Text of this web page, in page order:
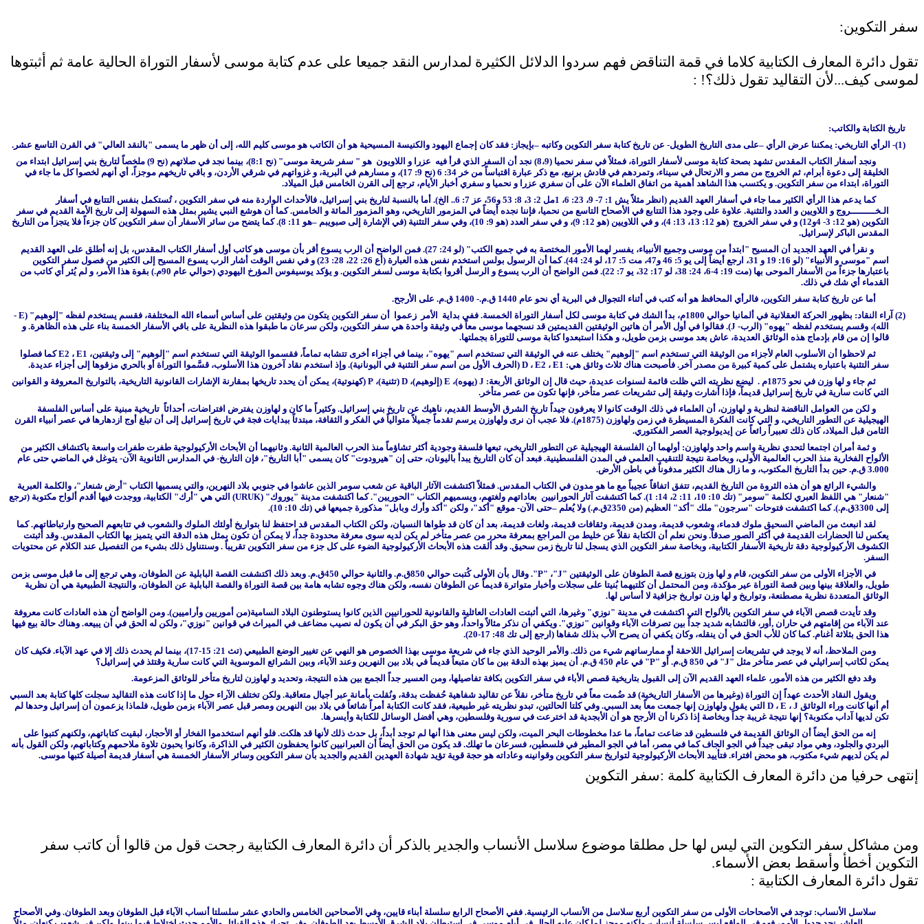
سفر التكوين:
تقول دائرة المعارف الكتابية كلاما في قمة التناقض فهم سردوا الدلائل الكثيرة لمدارس النقد جميعا على عدم كتابة موسى لأسفار التوراة الحالية عامة ثم أثبتوها
لموسى كيف...لأن التقاليد تقول ذلك؟! :
تاريخ الكتابة والكاتب:
(1)- الرأي التاريخي: يمكننا عرض الرأي
–على مدى التاريخ الطويل- عن تاريخ كتابة سفر التكوين وكاتبه –بإيجاز: فقد كان إجماع اليهود والكنيسة المسيحية هو أن الكاتب هو موسى كليم الله، إلى أن ظهر ما يسمى "بالنقد العالي" في القرن التاسع عشر.
ونجد أسفار الكتاب المقدس تشهد بصحة كتابة موسى لأسفار التوراة، فمثلاً في سفر نحميا (8،9) نجد أن السفر الذي قرأ فيه عزرا و اللاويون هو " سفر شريعة موسى" (نح 8:1)، بينما نجد في صلاتهم (نح 9) ملخصاً لتاريخ بني إسرائيل ابتداء من
الخليقة إلى دعوة أبرام، ثم الخروج من مصر و الارتحال في سيناء، وتمردهم في قادش برنيع، مع ذكر عبارة اقتباساً من خر 34: 6 (نح 9: 17)، و مسارهم في البرية، و غزواتهم في شرقي الأردن، و باقي تاريخهم موجزاً، أي أنهم لخصوا كل ما جاء في
التوراة، ابتداء من سفر التكوين. و يكتسب هذا الشاهد أهمية من اتفاق العلماء الآن على أن سفري عزرا و نحميا و سفري أخبار الأيام، ترجع إلى القرن الخامس قبل الميلاد.
كما يدعم هذا الرأي الكثير مما جاء في أسفار العهد القديم (انظر مثلاً يش 1: 7- 9، 23: 6، 1مل 2: 3، 8: 53 و56، عز 7: 6.. الخ). أما بالنسبة لتاريخ بني إسرائيل، فالأحداث الواردة منه في سفر التكوين ، تُستكمل بنفس التتابع في أسفار
الـخـــــــــروج و اللاويين و العدد والتثنية. علاوة على وجود هذا التتابع في الأصحاح التاسع من نحميا، فإننا نجده أيضاً في المزمور التاريخي، وهو المزمور المائة و الخامس. كما أن هوشع النبي يشير بمثل هذه السهولة إلى تاريخ الأمة القديم في سفر
التكوين (هو 12: 3- 4و12) و في سفر الخروج (هو 12: 13، 13: 4)، و في اللاويين (هو 12: 9)، و في سفر العدد (هو 9: 10)، وفي سفر التثنية (في الإشارة إلى صبويبم
–
هو 11: 8). كما يتضح من سائر الأسفار أن سفر التكوين كان جزءاً فلا يتجزأ من التاريخ
المقدس الباكر لإسرائيل.
و نقرأ في العهد الجديد أن المسيح "ابتدأ من موسى وجميع الأنبياء، يفسر لهما الأمور المختصة به في جميع الكتب" (لو 24: 27). فمن الواضح أن الرب يسوع أقر بأن موسى هو كاتب أول أسفار الكتاب المقدس، بل إنه أطلق على العهد القديم
اسم "موسى و الأنبياء" (لو 16: 19 و 31، ارجع أيضاً إلى يو 5: 46 و47، مت 5: 17، لو 24: 44). كما أن الرسول بولس استخدم نفس هذه العبارة (أع 26: 22، 28: 23) و في نفس الوقت أشار الرب يسوع المسيح إلى الكثير من فصول سفر التكوين
باعتبارها جزءاً من الأسفار الموحى بها (مت 19: 4-6، 24: 38، لو 17: 32، يو 7: 22). فمن الواضح أن الرب يسوع و الرسل أقروا بكتابة موسى لسفر التكوين. و يؤكد يوسيفوس المؤرخ اليهودي (حوالي عام 90م.) بقوة هذا الأمر، و لم يُثر أي كاتب من
القدماء أي شك في ذلك.
أما عن تاريخ كتابة سفر التكوين، فالرأي المحافظ هو أنه كتب في أثناء التجوال في البرية أي نحو عام 1440 ق.م.- 1400 ق.م. على الأرجح.
(2) آراء النقاد: بظهور الحركة العقلانية في ألمانيا حوالي 1800م، بدأ الشك في كتابة موسى لكل أسفار التوراة الخمسة. ففي بداية الأمر زعموا أن سفر التكوين يتكون من وثيقتين على أساس أسماء الله المختلفة، فقسم يستخدم لفظه "إلوهيم" (
E
-
الله)، وقسم يستخدم لفظه "يهوه" (الرب- J). فقالوا في أول الأمر أن هاتين الوثيقتين القديمتين قد نسجهما موسى معاً في وثيقة واحدة هي سفر التكوين، ولكن سرعان ما طبقوا هذه النظرية على باقي الأسفار الخمسة بناء على هذه الظاهرة. و
قالوا إن من قام بإدماج هذه الوثائق العديدة، عاش بعد موسى بزمن طويل، و هكذا استبعدوا كتابة موسى للتوراة بجملتها.
ثم لاحظوا أن الأسلوب العام لأجزاء من الوثيقة التي تستخدم اسم "إلوهيم" يختلف عنه في الوثيقة التي تستخدم اسم "يهوه"، بينما في أجزاء أخرى تتشابه تماماً، فقسموا الوثيقة التي تستخدم اسم "إلوهيم" إلى وثيقتين، E1 ، E2كما فصلوا
سفر التثنية باعتباره يشتمل على كمية كبيرة من مصدر آخر. فأصبحت هناك ثلاث وثائق هي: E1 ، E2 ،D (الحرف الأول من اسم سفر التثنية في اليونانية). وإذ استخدم نقاد آخرون هذا الأسلوب، قسَّموا التوراة أو بالحري مزقوها إلى أجزاء عديدة.
ثم جاء و لها وزن في نحو 1875م . ليضع نظريته التي ظلت قائمة لسنوات عديدة، حيث قال إن الوثائق الأربعة:
J (يهوه)، E (إلوهيم)،D (تثنية)،P (كهنوتية)، يمكن أن يحدد تاريخها بمقارنة الإشارات القانونية التاريخية، بالتواريخ المعروفة و القوانين
التي كانت سارية في تاريخ إسرائيل قديماً، فإذا أشارت وثيقة إلى تشريعات عصر متأخر، فإنها تكون من عصر متأخر.
و لكن من العوامل الناقضة لنظرية و لهاوزن، أن العلماء في ذلك الوقت كانوا لا يعرفون جيداً تاريخ الشرق الأوسط القديم، ناهيك عن تاريخ بني إسرائيل. وكثيراً ما كان و لهاوزن يفترض افتراضات، أحداثاً تاريخية مبنية على أساس الفلسفة
الهيجيلية عن التطور التاريخي، و التي كانت الفكرة المسيطرة في زمن ولهاوزن (1875م). فلا عجب أن نرى ولهاوزن يرسم تقدماً جميلاً متوالياً في الفكر و الثقافة، مبتدئاً ببدايات فجة في تاريخ إسرائيل إلى أن تبلغ أوج ازدهارها في عصر أنبياء القرن
الثامن قبل الميلاد، كان ذلك تعبيراً رائعاً عن إيديولوجية العصر الفكتوري.
و ثمة أمران اجتمعا لتحدي نظرية واسم واحد ولهاوزن: أولهما أن الفلسفة الهيجيلية عن التطور التاريخي، تبعها فلسفة وجودية أكثر تشاؤماً منذ الحرب العالمية الثانية. وثانيهما أن الأبحاث الأركيولوجية طفرت طفرات واسعة باكتشاف الكثير من
الألواح الفخارية منذ الحرب العالمية الأولى، وبخاصة نتيجة للتنقيب العلمي في المدن الفلسطينية. فبعد أن كان التاريخ يبدأ باليونان، حتى إن "هيرودوت" كان يسمى "أبا التاريخ"، فإن التاريخ- في المدارس الثانوية الآن- يتوغل في الماضي حتى عام
3.000 ق.م. حين بدأ التاريخ المكتوب، و ما زال هناك الكثير مدفوناً في باطن الأرض.
والشيء الرائع هو أن هذه الثروة من التاريخ القديم، تتفق اتفاقاً عجيباً مع ما هو مدون في الكتاب المقدس. فمثلاً اكتشفت الآثار الباقية عن شعب سومر الذين عاشوا في جنوبي بلاد النهرين، والتي يسميها الكتاب "أرض شنعار"، والكلمة العبرية
"شنعار" هي اللفظ العبري لكلمة "سومر" (تك 10: 10، 11: 2، 14: 1). كما اكتشفت آثار الحورانيين بعاداتهم ولغتهم، ويسميهم الكتاب "الحوريين". كما اكتشفت مدينة "يوروك" (
URUK) التي هي "أرك" الكتابية، ووجدت فيها أقدم ألواح مكتوبة (ترجع
إلى 3300ق.م.). كما اكتشفت فتوحات "سرجون" ملك "أكد" العظيم (من 2350ق.م.) ولا يُعلم
–حتى الآن- موقع "أكد"، ولكن "أكد وأرك وبابل" مذكورة جميعها في (تك 10: 10).
لقد انبعث من الماضي السحيق ملوك قدماء، وشعوب قديمة، ومدن قديمة، وثقافات قديمة، ولغات قديمة، بعد أن كان قد طواها النسيان، ولكن الكتاب المقدس قد احتفظ لنا بتواريخ أولئك الملوك والشعوب في تتابعهم الصحيح وارتباطاتهم. كما
يعكس لنا الحضارات القديمة في أكثر الصور صدقاً. ونحن نعلم أن الكتابة نقلاً عن خليط من المراجع بمعرفة محرر من عصر متأخر لم يكن لديه سوى معرفة محدودة جداً، لا يمكن أن تكون بمثل هذه الدقة التي يتميز بها الكتاب المقدس. وقد أثبتت
الكشوف الأركيولوجية دقة تاريخية الأسفار الكتابية، وبخاصة سفر التكوين الذي يسجل لنا تاريخ زمن سحيق. وقد ألقت هذه الأبحاث الأركيولوجية الضوء على كل جزء من سفر التكوين تقريباً. وسنتناول ذلك بشيء من التفصيل عند الكلام عن محتويات
السفر.
في الأجزاء الأولى من سفر التكوين، قام و لها وزن بتوزيع قصة الطوفان على الوثيقتين "J"، "P
". وقال بأن الأولى كُتبت حوالي 850ق.م. والثانية حوالي 450ق.م. وبعد ذلك اكتشفت القصة البابلية عن الطوفان، وهي ترجع إلى ما قبل موسى بزمن
طويل، والعلاقة بينها وبين قصة التوراة عير مؤكدة، ومن المحتمل أن كلتيهما بُنيتا على سجلات وأخبار متواترة قديماً عن الطوفان نفسه، ولكن هناك وجوه تشابه هامة بين قصة التوراة والقصة البابلية عن الطوفان، والنتيجة الطبيعية هي أن نظرية
الوثائق المتعددة نظرية مصطنعة، وتواريخ و لها وزن تواريخ جزافية لا أساس لها.
وقد تأيدت قصص الآباء في سفر التكوين بالألواح التي اكتشفت في مدينة "نوزي" وغيرها، التي أثبتت العادات العائلية والقانونية للحورانيين الذين كانوا يستوطنون البلاد السامية(من أموريين وأراميين). ومن الواضح أن هذه العادات كانت معروفة
عند الآباء من إقامتهم في حاران ,أور، فالتشابه شديد جداً بين تصرفات الآباء وقوانين "نوزي". ويكفي أن نذكر مثالاً واحداً، وهو حق البكر في أن يكون له نصيب مضاعف في الميراث في قوانين "نوزي"، ولكن له الحق في أن يبيعه. وهناك حالة بيع فيها
هذا الحق بثلاثة أغنام. كما كان للأب الحق في أن ينقله، وكان يكفي أن يصرح الأب بذلك شفاها (ارجع إلى تك 48: 17-20).
ومن الملاحظ، أنه لا يوجد في تشريعات إسرائيل اللاحقة أو ممارساتهم شيء من ذلك. والأمر الوحيد الذي جاء في شريعة موسى بهذا الخصوص هو النهي عن تغيير الوضع الطبيعي (تث 21: 15-17)، بينما لم يحدث ذلك إلا في عهد الآباء. فكيف كان
يمكن لكاتب إسرائيلي في عصر متأخر مثل "J" في 850 ق.م. أو " P" في عام 450 ق.م. أن يميز بهذه الدقة بين ما كان متبعاً قديماً في بلاد بين النهرين وعند الآباء، وبين الشرائع الموسوية التي كانت سارية وقتئذ في إسرائيل؟
وقد دفع الكثير من هذه الأمور، علماء العهد القديم الآن إلى القبول بتاريخية قصص الأباء في سفر التكوين بكافة تفاصيلها، ومن العسير جداً الجمع بين هذه النتيجة، وتحديد و لهاوزن لتاريخ متأخر للوثائق المزعومة.
ويقول النقاد الأحدث عهداً إن التوراة (وغيرها من الأسفار التاريخية) قد ضُمت معاً في تاريخ متأخر، نقلاً عن تقاليد شفاهية حُفظت بدقة، ونُقلت بأمانة عبر أجيال متعاقبة. ولكن تختلف الآراء حول ما إذا كانت هذه التقاليد سجلت كلها كتابة بعد السبي
أم أنها كانت وراء الوثائق J ، E ،D التي يقول ولهاوزن إنها جمعت معاً بعد السبي. وفي كلتا الحالتين، تبدو نظريته غير طبيعية، فقد كانت الكتابة أمراً شائعاً في بلاد بين النهرين ومصر قبل عصر الآباء بزمن طويل، فلماذا يزعمون أن إسرائيل وحدها لم
تكن لديها آداب مكتوبة؟ إنها نتيجة غريبة جداً وبخاصة إذا ذكرنا أن الأرجح هو أن الأبجدية قد اخترعت في سورية وفلسطين، وهي أفضل الوسائل للكتابة وأيسرها.
إنه من الحق أيضاً أن الوثائق القديمة في فلسطين قد ضاعت تماماً، ما عدا مخطوطات البحر الميت، ولكن ليس معنى هذا أنها لم توجد أبداً، بل حدث ذلك لأنها قد هلكت. فلو أنهم استخدموا الفخار أو الأحجار، لبقيت كتاباتهم، ولكنهم كتبوا على
البردي والجلود، وهي مواد تبقى جيداً في الجو الجاف كما في مصر، أما في الجو المطير في فلسطين، فسرعان ما تهلك. قد يكون من الحق أيضاً أن العبرانيين كانوا يحفظون الكثير في الذاكرة، وكانوا يحبون تلاوة ملاحمهم وكتاباتهم، ولكن القول بأنه
لم يكن لديهم شيء مكتوب، هو محض افتراء. فتأييد الأبحاث الأركيولوجية لتواريخ سفر التكوين وقوانينه وعاداته هو حجة قوية تؤيد شهادة العهدين القديم والجديد بأن سفر التكوين وسائر الأسفار الخمسة هي أسفار قديمة أصيلة كتبها موسى.
إنتهى حرفيا من دائرة المعارف الكتابية كلمة :سفر التكوين
ومن مشاكل سفر التكوين التي ليس لها حل مطلقا موضوع سلاسل الأنساب والجدير بالذكر أن دائرة المعارف الكتابية رجحت قول من قالوا أن كاتب سفر
التكوين أخطأ وأسقط بعض الأسماء.
تقول دائرة المعارف الكتابية :
سلاسل الأنساب: توجد في الأصحاحات الأولى من سفر التكوين أربع سلاسل من الأنساب الرئيسية. ففي الأصحاح الرابع سلسلة أبناء قايين، وفي الأصحاحين الخامس والحادي عشر سلسلتا أنساب الآباء قبل الطوفان وبعد الطوفان. وفي الأصحاح